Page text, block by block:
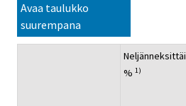
Avaa taulukko
suurempana
% 1)